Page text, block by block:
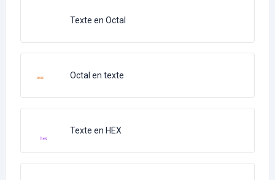
Texte en Octal
Octal en texte
Texte en HEX